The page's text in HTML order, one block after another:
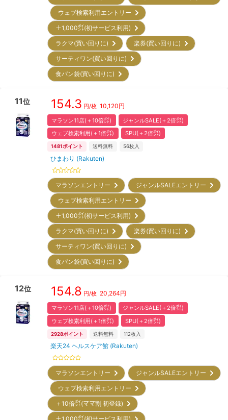
ウェブ検索利用エントリー
＋1,000㌽(初サービス利用)
ラクマ(買い回りに)
楽券(買い回りに)
サーティワン(買い回りに)
食パン袋(買い回りに)
11位 154.3 円/枚 10,120円
マラソン11店(＋10倍㌽)
ジャンルSALE(＋2倍㌽)
ウェブ検索利用(＋1倍㌽)
SPU(＋2倍㌽)
1481ポイント 送料無料 56枚入
ひまわり (Rakuten)
マラソンエントリー
ジャンルSALEエントリー
ウェブ検索利用エントリー
＋1,000㌽(初サービス利用)
ラクマ(買い回りに)
楽券(買い回りに)
サーティワン(買い回りに)
食パン袋(買い回りに)
12位 154.8 円/枚 20,264円
マラソン11店(＋10倍㌽)
ジャンルSALE(＋2倍㌽)
ウェブ検索利用(＋1倍㌽)
SPU(＋2倍㌽)
2928ポイント 送料無料 112枚入
楽天24 ヘルスケア館 (Rakuten)
マラソンエントリー
ジャンルSALEエントリー
ウェブ検索利用エントリー
＋10倍㌽(ママ割 初登録)